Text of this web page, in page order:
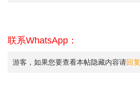
联系WhatsApp：
游客，如果您要查看本帖隐藏内容请回复